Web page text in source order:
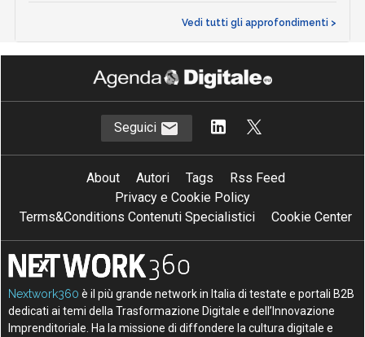
Vedi tutti gli approfondimenti >
Seguici
About Autori Tags
Rss Feed
Privacy e Cookie Policy
Terms&Conditions Contenuti Specialistici
Cookie Center
Nextwork360 è il più grande network in Italia di testate e portali B2B
dedicati ai temi della Trasformazione Digitale e dell’Innovazione
Imprenditoriale. Ha la missione di diffondere la cultura digitale e